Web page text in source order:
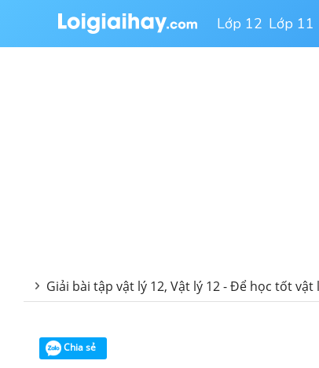
Lớp 12 Lớp 11
Giải bài tập vật lý 12, Vật lý 12 - Để học tốt vật
Chia sẻ